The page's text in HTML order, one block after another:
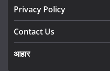
Privacy Policy
Contact Us
आहार